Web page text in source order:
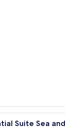
Red Level
Suite Sea